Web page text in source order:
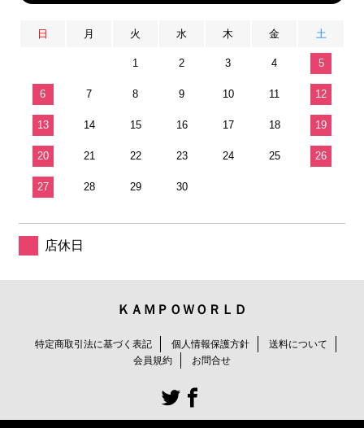
日 月 火 水 木 金 土
1 2 3 4 5
6 7 8 9 10 11 12
13 14 15 16 17 18 19
20 21 22 23 24 25 26
27 28 29 30
店休日
ＫＡＭＰＯＷＯＲＬＤ
特定商取引法に基づく表記 個人情報保護方針
送料について
会員規約
お問合せ